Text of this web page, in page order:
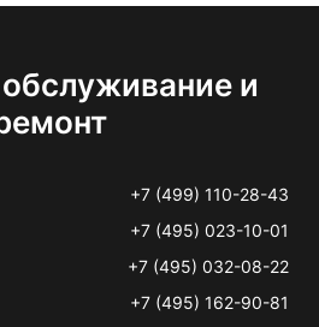
и
+7 (499) 110-28-43
+7 (495) 023-10-01
+7 (495) 032-08-22
+7 (495) 162-90-81